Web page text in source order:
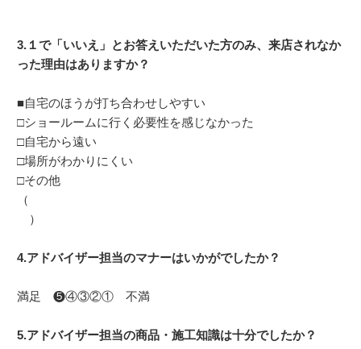
3.１で「いいえ」とお答えいただいた方のみ、来店されなか
った理由はありますか？
■自宅のほうが打ち合わせしやすい
□ショールームに行く必要性を感じなかった
□自宅から遠い
□場所がわかりにくい
□その他
（
）
4.アドバイザー担当のマナーはいかがでしたか？
満足 ❺④③②① 不満
5.アドバイザー担当の商品・施工知識は十分でしたか？